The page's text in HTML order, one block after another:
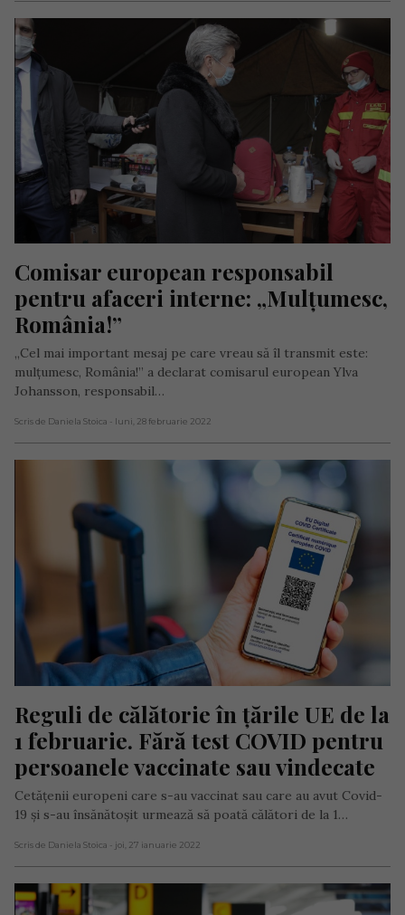
Comisar european responsabil
pentru afaceri interne: „Mulțumesc,
România!”
„Cel mai important mesaj pe care vreau să îl transmit este:
mulțumesc, România!” a declarat comisarul european Ylva
Johansson, responsabil…
Scris de Daniela Stoica - luni, 28 februarie 2022
Reguli de călătorie în țările UE de la
1 februarie. Fără test COVID pentru
persoanele vaccinate sau vindecate
Cetățenii europeni care s-au vaccinat sau care au avut Covid-
19 și s-au însănătoșit urmează să poată călători de la 1…
Scris de Daniela Stoica - joi, 27 ianuarie 2022